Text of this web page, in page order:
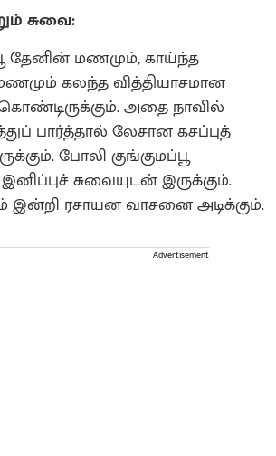
சுவை:
தேனின் மணமும், காய்ந்த
கலந்த வித்தியாசமான
அதை நாவில்
பார்த்தால் லேசான கசப்புத்
போலி குங்குமப்பூ
சுவையுடன் இருக்கும்.
இன்றி ரசாயன வாசனை அடிக்கும்.
Advertisement